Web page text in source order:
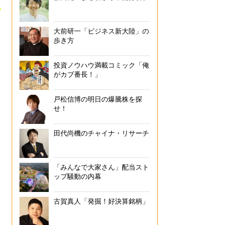
大前研一「ビジネス新大陸」の
歩き方
投資ノウハウ満載コミック「俺
がカブ番長！」
戸松信博の明日の爆騰株を探
せ！
田代尚機のチャイナ・リサーチ
「みんなで大家さん」配当スト
ップ騒動の内幕
古賀真人「発掘！好決算銘柄」